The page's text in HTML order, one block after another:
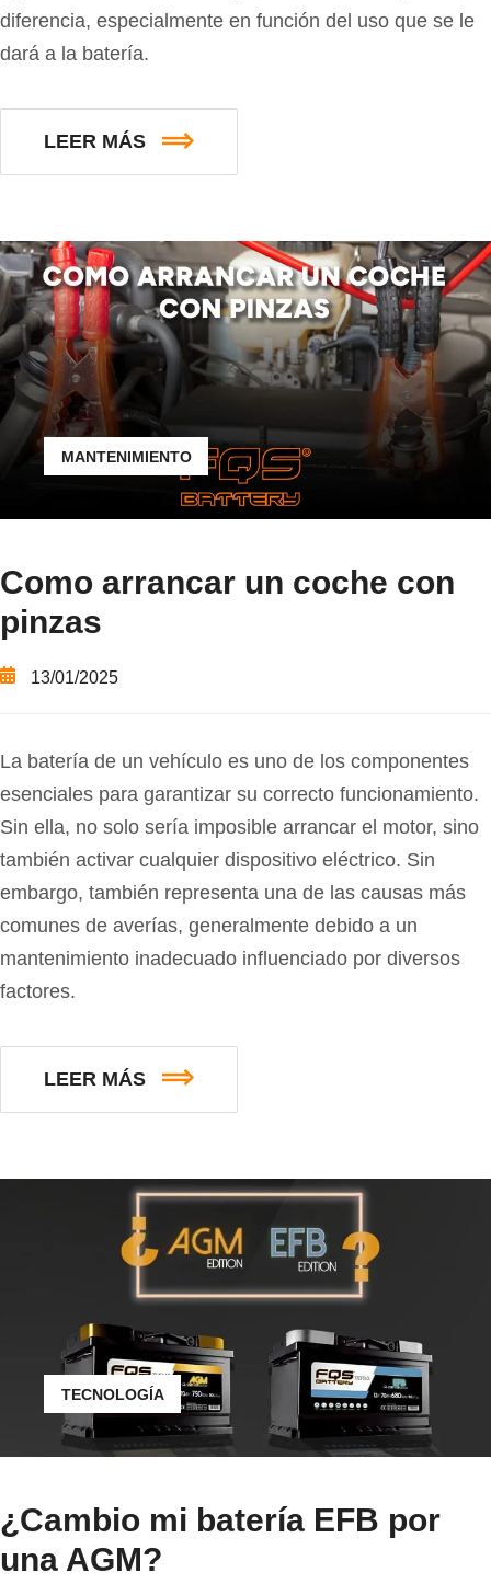
diferencia, especialmente en función del uso que se le
dará a la batería.
LEER MÁS
MANTENIMIENTO
Como arrancar un coche con
pinzas
13/01/2025
La batería de un vehículo es uno de los componentes
esenciales para garantizar su correcto funcionamiento.
Sin ella, no solo sería imposible arrancar el motor, sino
también activar cualquier dispositivo eléctrico. Sin
embargo, también representa una de las causas más
comunes de averías, generalmente debido a un
mantenimiento inadecuado influenciado por diversos
factores.
LEER MÁS
TECNOLOGÍA
¿Cambio mi batería EFB por
una AGM?